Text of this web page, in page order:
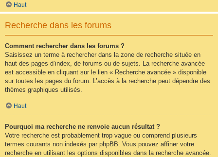
Haut
Recherche dans les forums
Comment rechercher dans les forums ?
Saisissez un terme à rechercher dans la zone de recherche située en
haut des pages d’index, de forums ou de sujets. La recherche avancée
est accessible en cliquant sur le lien « Recherche avancée » disponible
sur toutes les pages du forum. L’accès à la recherche peut dépendre des
thèmes graphiques utilisés.
Haut
Pourquoi ma recherche ne renvoie aucun résultat ?
Votre recherche est probablement trop vague ou comprend plusieurs
termes courants non indexés par phpBB. Vous pouvez affiner votre
recherche en utilisant les options disponibles dans la recherche avancée.